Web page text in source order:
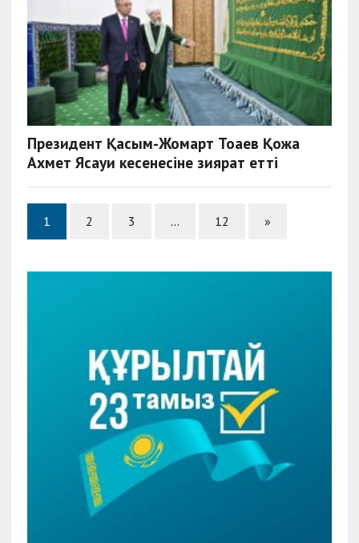
Президент Қасым-Жомарт Тоқаев Қожа
Ахмет Ясауи кесенесіне зиярат етті
1 2 3 … 12 »